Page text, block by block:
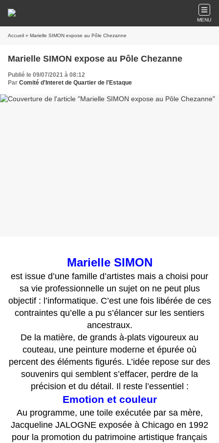
MENU
Accueil » Marielle SIMON expose au Pôle Chezanne
Marielle SIMON expose au Pôle Chezanne
Publié le 09/07/2021 à 08:12
Par Comité d'Interet de Quartier de l'Estaque
Marielle SIMON
est issue d’une famille d’artistes mais a choisi pour
sa vie professionnelle un sujet on ne peut plus
objectif : l’informatique. C’est une fois libérée de ces
contraintes qu’elle a pu s’élancer sur les sentiers
ancestraux.
De la matière, de grands à-plats vigoureux au
couteau, une peinture moderne et épurée où
percent des éléments figurés. L’idée repose sur des
souvenirs qui semblent s’effacer, perdre de la
précision et du détail. Il reste l’essentiel :
Emotion et couleur
Au programme, une toile exécutée par sa mère,
Jacqueline JALOGNE exposée à Chicago en 1992
pour la promotion du patrimoine artistique français